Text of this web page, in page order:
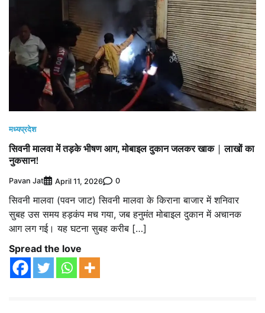
मध्यप्रदेश
सिवनी मालवा में तड़के भीषण आग, मोबाइल दुकान जलकर खाक | लाखों का
नुकसान!
Pavan Jat April 11, 2026 0
सिवनी मालवा (पवन जाट) सिवनी मालवा के किराना बाजार में शनिवार
सुबह उस समय हड़कंप मच गया, जब हनुमंत मोबाइल दुकान में अचानक
आग लग गई। यह घटना सुबह करीब […]
Spread the love